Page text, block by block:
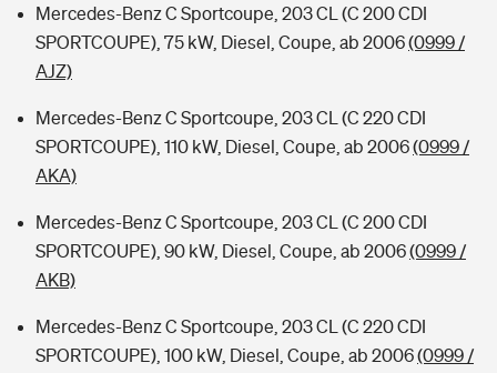
Mercedes-Benz C Sportcoupe, 203 CL (C 200 CDI
SPORTCOUPE), 75 kW, Diesel, Coupe, ab 2006(0999 /
AJZ)
Mercedes-Benz C Sportcoupe, 203 CL (C 220 CDI
SPORTCOUPE), 110 kW, Diesel, Coupe, ab 2006(0999 /
AKA)
Mercedes-Benz C Sportcoupe, 203 CL (C 200 CDI
SPORTCOUPE), 90 kW, Diesel, Coupe, ab 2006(0999 /
AKB)
Mercedes-Benz C Sportcoupe, 203 CL (C 220 CDI
SPORTCOUPE), 100 kW, Diesel, Coupe, ab 2006(0999 /